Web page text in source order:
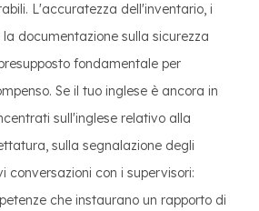
L'accuratezza dell'inventario, i
documentazione sulla sicurezza
fondamentale per
Se il tuo inglese è ancora in
sull'inglese relativo alla
sulla segnalazione degli
conversazioni con i supervisori:
che instaurano un rapporto di